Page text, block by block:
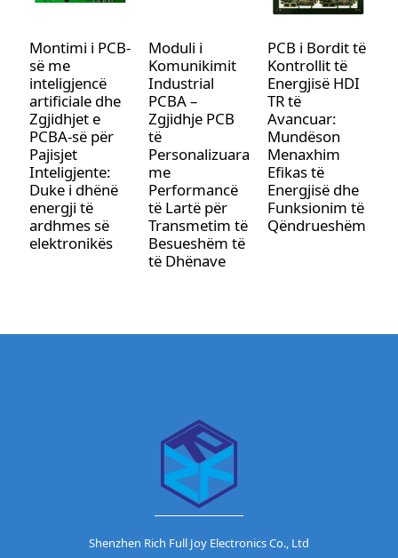
Montimi i PCB-
së me
inteligjencë
artificiale dhe
Zgjidhjet e
PCBA-së për
Pajisjet
Inteligjente:
Duke i dhënë
energji të
ardhmes së
elektronikës
Moduli i
Komunikimit
Industrial
PCBA –
Zgjidhje PCB
të
Personalizuara
me
Performancë
të Lartë për
Transmetim të
Besueshëm të
të Dhënave
PCB i Bordit të
Kontrollit të
Energjisë HDI
TR të
Avancuar:
Mundëson
Menaxhim
Efikas të
Energjisë dhe
Funksionim të
Qëndrueshëm
Shenzhen Rich Full Joy Electronics Co., Ltd